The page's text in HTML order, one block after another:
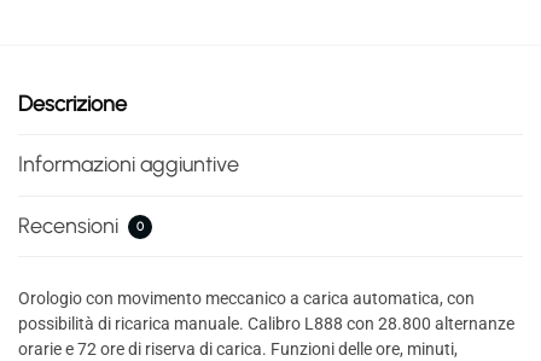
Descrizione
Informazioni aggiuntive
Recensioni 0
Orologio con movimento meccanico a carica automatica, con
possibilità di ricarica manuale. Calibro L888 con 28.800 alternanze
orarie e 72 ore di riserva di carica. Funzioni delle ore, minuti,